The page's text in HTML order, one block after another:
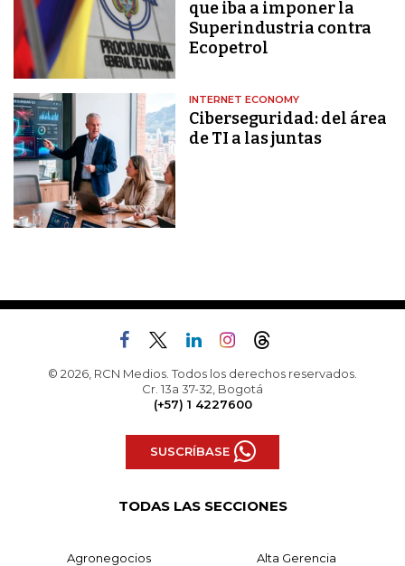
que iba a imponer la
Superindustria contra
Ecopetrol
INTERNET ECONOMY
Ciberseguridad: del área
de TI a las juntas
© 2026, RCN Medios. Todos los derechos reservados.
Cr. 13a 37-32, Bogotá
(+57) 1 4227600
SUSCRÍBASE
TODAS LAS SECCIONES
Agronegocios Alta Gerencia